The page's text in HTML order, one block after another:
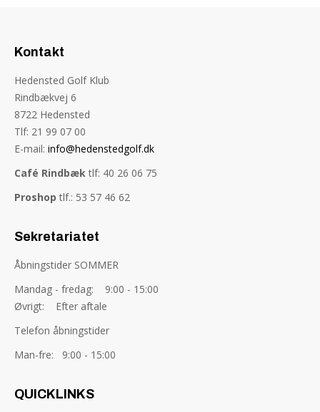
Kontakt
Hedensted Golf Klub
Rindbækvej 6
8722 Hedensted
Tlf: 21 99 07 00
E-mail: info@hedenstedgolf.dk
Café Rindbæktlf: 40 26 06 75
Proshop tlf.: 53 57 46 62
Sekretariatet
Åbningstider SOMMER
Mandag - fredag: 9:00 - 15:00
Øvrigt: Efter aftale
Telefon åbningstider
Man-fre: 9:00 - 15:00
QUICKLINKS